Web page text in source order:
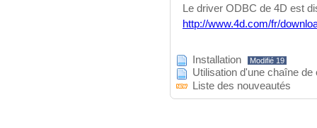
Le driver ODBC de 4D est
http://www.4d.com/fr/
Installation Modifié 19
Utilisation d'une chaîne de
Liste des nouveautés